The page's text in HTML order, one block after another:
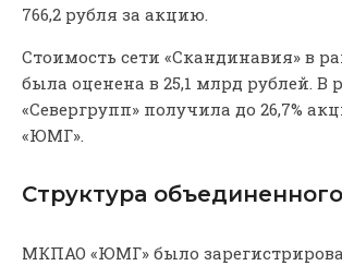
766,2 рубля за акцию.
Стоимость сети «Скандинавия» в
была оценена в 25,1 млрд рублей. В
«Севергрупп» получила до 26,7%
«ЮМГ».
Структура
МКПАО «ЮМГ» было